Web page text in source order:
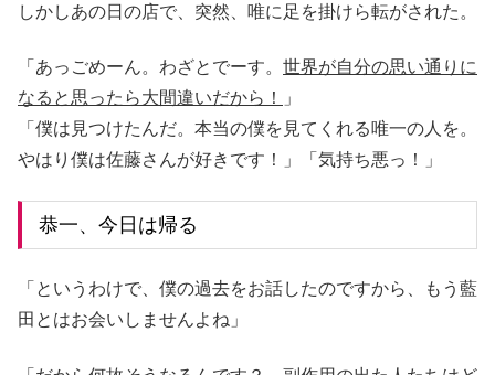
しかしあの日の店で、突然、唯に足を掛けら転がされた。
「あっごめーん。わざとでーす。 世界が自分の思い通りに
なると思ったら大間違いだから！
」
「僕は見つけたんだ。本当の僕を見てくれる唯一の人を。
やはり僕は佐藤さんが好きです！」「気持ち悪っ！」
恭一、今日は帰る
「というわけで、僕の過去をお話したのですから、もう藍
田とはお会いしませんよね」